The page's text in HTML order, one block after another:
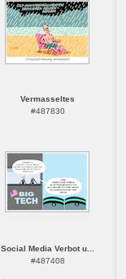
Vermasseltes
#487830
Social Media Verbot u...
#487408